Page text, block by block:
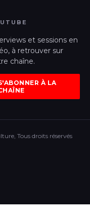
et sessions en
à retrouver sur
chaîne.
À LA
Tous droits réservés